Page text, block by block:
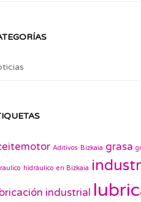
Aditivos Bizkaia grasa
hidráulico en Bizkaia
industrial